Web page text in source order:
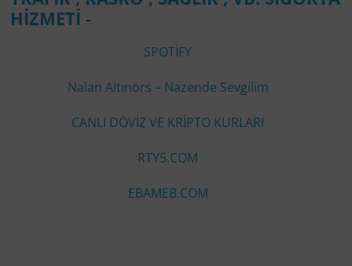
HİZMETİ -
SPOTİFY
Nalan Altınörs – Nazende Sevgilim
CANLI DÖVİZ VE KRİPTO KURLARI
RTY5.COM
EBAMEB.COM